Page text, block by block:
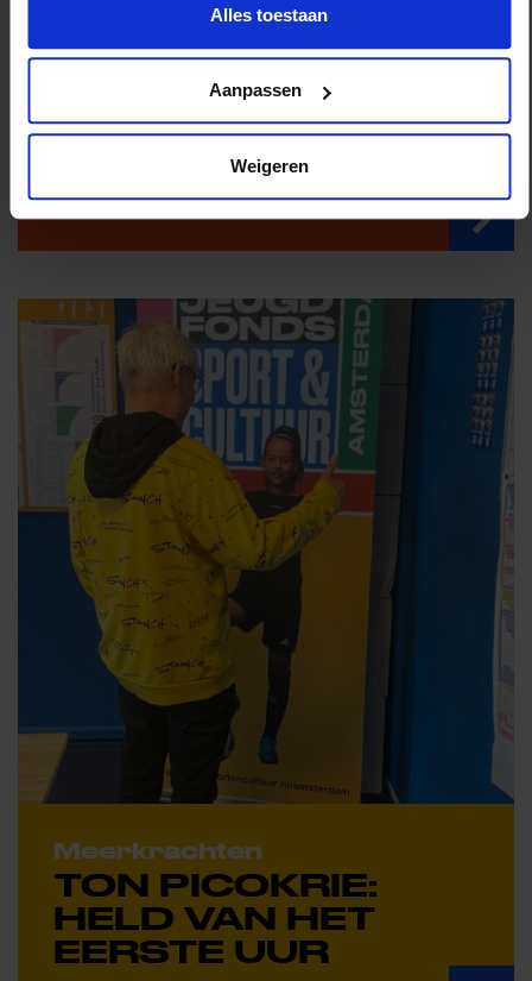
Alles toestaan
Aanpassen
Weigeren
EEN BIJZONDER
VERHAAL
Meerkrachten
TON PICOKRIE:
HELD VAN HET
EERSTE UUR